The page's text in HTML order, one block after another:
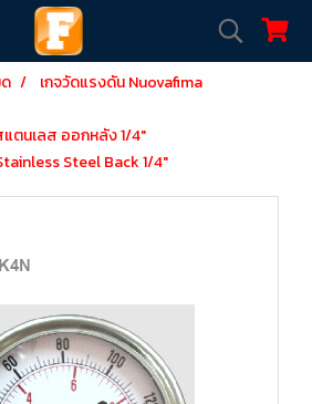
เกจวัดแรงดัน Nuovafima
ตนเลส ออกหลัง 1/4"
Steel Back 1/4"